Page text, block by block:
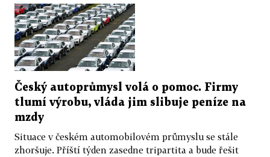
Český autoprůmysl volá o pomoc. Firmy
tlumí výrobu, vláda jim slibuje peníze na
mzdy
Situace v českém automobilovém průmyslu se stále
zhoršuje. Příští týden zasedne tripartita a bude řešit